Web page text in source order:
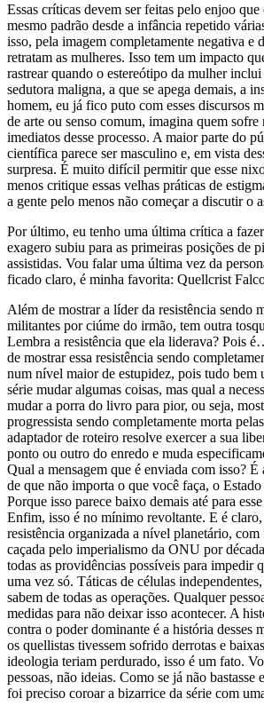
Essas críticas devem ser feitas pelo enjoo que
mesmo padrão desde a infância repetido
isso, pela imagem completamente negativa e
retratam as mulheres. Isso tem um impacto
rastrear quando o estereótipo da mulher
sedutora maligna, a que se apega demais, a
homem, eu já fico puto com esses discursos
de arte ou senso comum, imagina quem sofre
imediatos desse processo. A maior parte do
científica parece ser masculino e, em vista
surpresa. É muito difícil permitir que esse
menos critique essas velhas práticas de
a gente pelo menos não começar a discutir o
Por último, eu tenho uma última crítica a
exagero subiu para as primeiras posições de
assistidas. Vou falar uma última vez da
ficado claro, é minha favorita: Quellcrist
Além de mostrar a líder da resistência sendo
militantes por ciúme do irmão, tem outra
Lembra a resistência que ela liderava? Pois
de mostrar essa resistência sendo
num nível maior de estupidez, pois tudo bem
série mudar algumas coisas, mas qual a
mudar a porra do livro para pior, ou seja,
progressista sendo completamente morta
adaptador de roteiro resolve exercer a sua
ponto ou outro do enredo e muda
Qual a mensagem que é enviada com isso?
de que não importa o que você faça, o Estado
Porque isso parece baixo demais até para
Enfim, isso é no mínimo revoltante. E é
resistência organizada a nível planetário,
caçada pelo imperialismo da ONU por
todas as providências possíveis para impedir
uma vez só. Táticas de células
sabem de todas as operações. Qualquer
medidas para não deixar isso acontecer. A
contra o poder dominante é a história desses
os quellistas tivessem sofrido derrotas e
ideologia teriam perdurado, isso é um fato.
pessoas, não ideias. Como se já não bastasse
foi preciso coroar a bizarrice da série com